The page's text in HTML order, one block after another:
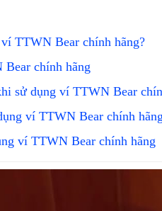
TTWN Bear chính hãng?
chính hãng
sử dụng ví TTWN Bear
ví TTWN Bear chính hãng
ví TTWN Bear chính hãng